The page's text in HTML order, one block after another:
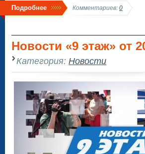
Подробнее Комментариев: 0
Новости «9 этаж» от
Категория: Новости